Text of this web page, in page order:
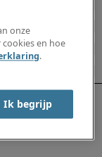
onze
en hoe
.
Ik begrijp